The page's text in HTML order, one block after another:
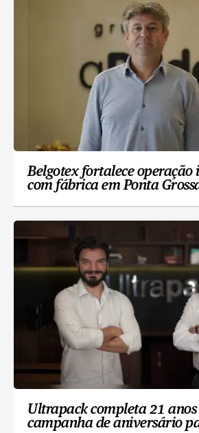
Belgotex fortalece
com fábrica em Ponta
Ultrapack completa 21 anos
campanha de aniversário